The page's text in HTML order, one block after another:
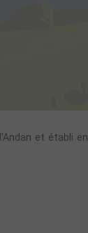
et établi en